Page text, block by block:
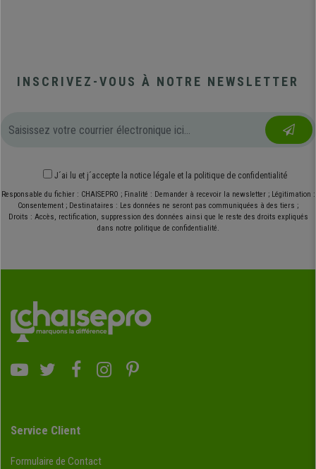
INSCRIVEZ-VOUS À NOTRE NEWSLETTER
J´ai lu et j´accepte la notice légale et la politique de confidentialité
Responsable du fichier : CHAISEPRO ; Finalité : Demander à recevoir la newsletter ; Légitimation :
Consentement ; Destinataires : Les données ne seront pas communiquées à des tiers ;
Droits : Accès, rectification, suppression des données ainsi que le reste des droits expliqués
dans notre politique de confidentialité.
Service Client
Formulaire de Contact